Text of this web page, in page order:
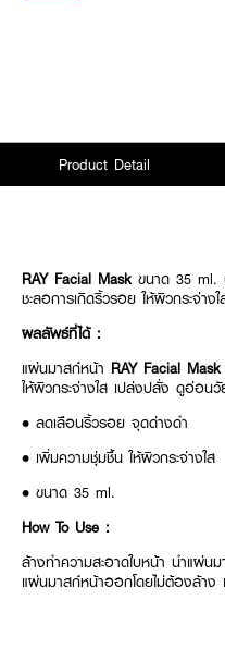
Product Detail
RAY Facial Maskขนาด 35 ml.
ชะลอการเกิดริ้วรอย ให้ผิวกระจ่า
ผลลัพธ์ที่ได้ :
แผ่นมาสก์หน้า RAY Facial Mask
ให้ผิวกระจ่างใส เปล่งปลั่ง ดูอ่อน
• ลดเลือนริ้วรอย จุดด่างดำ
• เพิ่มความชุ่มชื้น ให้ผิวกระจ่างใส
• ขนาด 35 ml.
How To Use :
ล้างทำความสะอาดใบหน้า นำแผ่น
แผ่นมาสก์หน้าออกโดยไม่ต้องล้าง